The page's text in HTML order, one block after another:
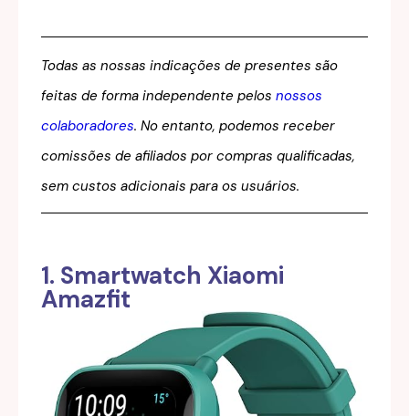
Todas as nossas indicações de presentes são
feitas de forma independente pelos nossos
colaboradores. No entanto, podemos receber
comissões de afiliados por compras qualificadas,
sem custos adicionais para os usuários.
1. Smartwatch Xiaomi
Amazfit